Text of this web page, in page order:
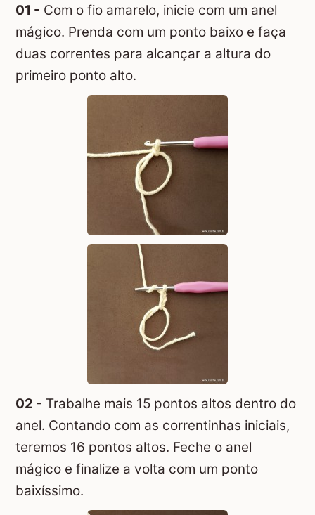
01 - Com o fio amarelo, inicie com um anel
mágico. Prenda com um ponto baixo e faça
duas correntes para alcançar a altura do
primeiro ponto alto.
02 - Trabalhe mais 15 pontos altos dentro do
anel. Contando com as correntinhas iniciais,
teremos 16 pontos altos. Feche o anel
mágico e finalize a volta com um ponto
baixíssimo.